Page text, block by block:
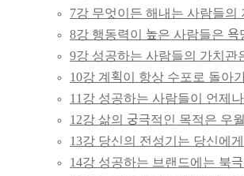
7강 무엇이든 해내는 사람들의
8강 행동력이 높은 사람들은
9강 성공하는 사람들의 가치관
10강 계획이 항상 수포로 돌아
11강 성공하는 사람들이 언제
12강 삶의 궁극적인 목적은 우
13강 당신의 전성기는 당신에
14강 성공하는 브랜드에는 북